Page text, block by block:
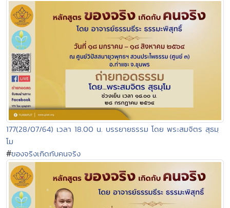
177(28/07/64) เวลา 18.00 น. บรรยายธรรม โดย พระสมจิตร สุธมฺ
โม
#ของจริงเกิดกับคนจริง